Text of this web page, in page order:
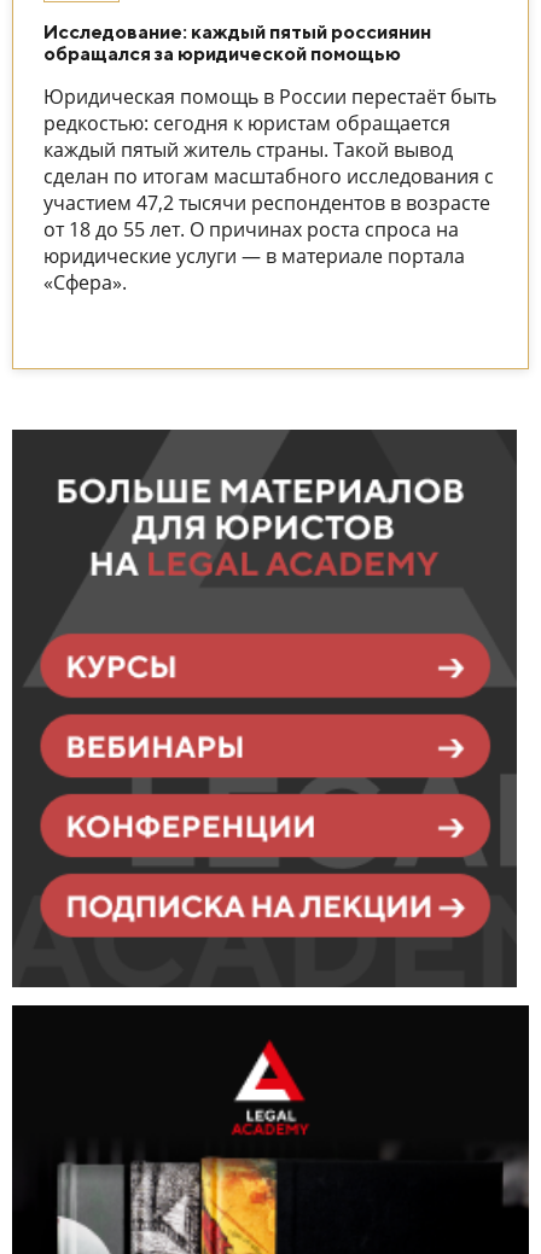
Исследование: каждый пятый россиянин
обращался за юридической помощью
Юридическая помощь в России перестаёт быть
редкостью: сегодня к юристам обращается
каждый пятый житель страны. Такой вывод
сделан по итогам масштабного исследования с
участием 47,2 тысячи респондентов в возрасте
от 18 до 55 лет. О причинах роста спроса на
юридические услуги — в материале портала
«Сфера».